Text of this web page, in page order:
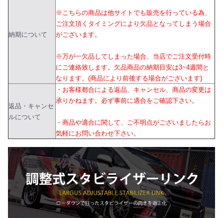
納期について
※こちらの商品は他サイトでも販売を行っている為、
ご注文頂くタイミングにより欠品となってしまう場合
がございます。
※万が一欠品してしまった場合、当店でご注文受付時
にご連絡致します。欠品商品の納期目安は3~4週間と
なります。(商品により前後する場合がございます)
返品・キャンセ
ルについて
・お客様都合による返品、キャンセル、商品の変更は
承りかねます。必ず事前に適合をご確認下さい。
・商品や適合に関して、ご不明点がございましたらお
気軽にお問い合わせ下さい。